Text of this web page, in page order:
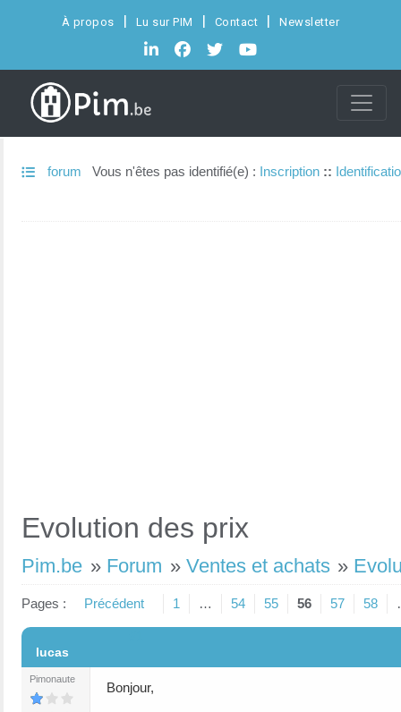
À propos Lu sur PIM Contact Newsletter
forum Vous n'êtes pas identifié(e) : Inscription ::
Evolution des prix
Pim.be » Forum » Ventes et achats »
Pages : Précédent 1 … 54 55 56 57 58
lucas
Pimonaute
Bonjour,